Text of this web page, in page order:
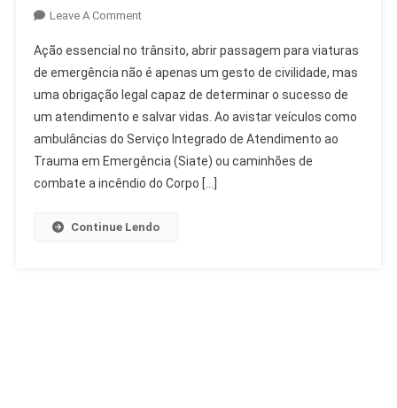
Leave A CommentOn
Passagem
Para
Viaturas
De
Emergência:
Dever
Ação essencial no trânsito, abrir passagem para viaturas
de emergência não é apenas um gesto de civilidade, mas
uma obrigação legal capaz de determinar o sucesso de
um atendimento e salvar vidas. Ao avistar veículos como
ambulâncias do Serviço Integrado de Atendimento ao
Trauma em Emergência (Siate) ou caminhões de
combate a incêndio do Corpo […]
Continue Lendo